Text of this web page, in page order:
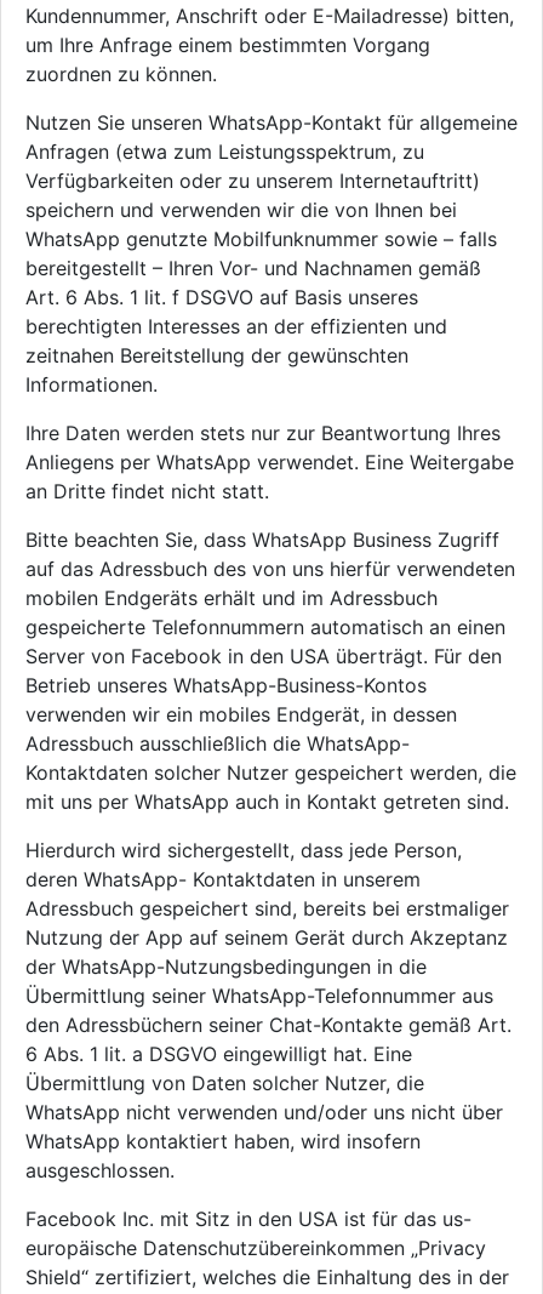
Kundennummer, Anschrift oder E-Mailadresse) bitten,
um Ihre Anfrage einem bestimmten Vorgang
zuordnen zu können.
Nutzen Sie unseren WhatsApp-Kontakt für allgemeine
Anfragen (etwa zum Leistungsspektrum, zu
Verfügbarkeiten oder zu unserem Internetauftritt)
speichern und verwenden wir die von Ihnen bei
WhatsApp genutzte Mobilfunknummer sowie – falls
bereitgestellt – Ihren Vor- und Nachnamen gemäß
Art. 6 Abs. 1 lit. f DSGVO auf Basis unseres
berechtigten Interesses an der effizienten und
zeitnahen Bereitstellung der gewünschten
Informationen.
Ihre Daten werden stets nur zur Beantwortung Ihres
Anliegens per WhatsApp verwendet. Eine Weitergabe
an Dritte findet nicht statt.
Bitte beachten Sie, dass WhatsApp Business Zugriff
auf das Adressbuch des von uns hierfür verwendeten
mobilen Endgeräts erhält und im Adressbuch
gespeicherte Telefonnummern automatisch an einen
Server von Facebook in den USA überträgt. Für den
Betrieb unseres WhatsApp-Business-Kontos
verwenden wir ein mobiles Endgerät, in dessen
Adressbuch ausschließlich die WhatsApp-
Kontaktdaten solcher Nutzer gespeichert werden, die
mit uns per WhatsApp auch in Kontakt getreten sind.
Hierdurch wird sichergestellt, dass jede Person,
deren WhatsApp- Kontaktdaten in unserem
Adressbuch gespeichert sind, bereits bei erstmaliger
Nutzung der App auf seinem Gerät durch Akzeptanz
der WhatsApp-Nutzungsbedingungen in die
Übermittlung seiner WhatsApp-Telefonnummer aus
den Adressbüchern seiner Chat-Kontakte gemäß Art.
6 Abs. 1 lit. a DSGVO eingewilligt hat. Eine
Übermittlung von Daten solcher Nutzer, die
WhatsApp nicht verwenden und/oder uns nicht über
WhatsApp kontaktiert haben, wird insofern
ausgeschlossen.
Facebook Inc. mit Sitz in den USA ist für das us-
europäische Datenschutzübereinkommen „Privacy
Shield“ zertifiziert, welches die Einhaltung des in der